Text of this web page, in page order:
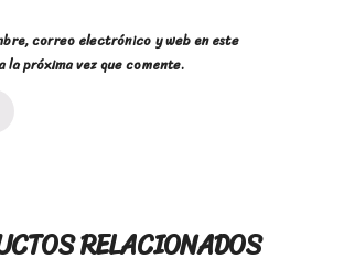
correo electrónico y web en este
la próxima vez que comente.
RELACIONADOS